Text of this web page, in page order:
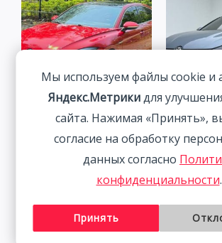
Volkswagen Lamando 1.4T
150HP 2WD 2023 |
150HP
| Арт.
2 027 800₽
Мы используем файлы cookie и
Яндекс.Метрикидля
сайта. Нажимая «Принять»,
согласие на обработку
данных согласно
конфиденциальности.
Принять